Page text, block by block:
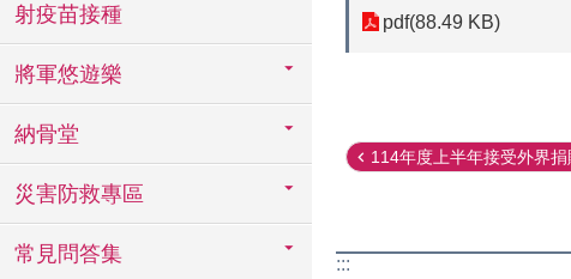
射疫苗接種
將軍悠遊樂
納骨堂
災害防救專區
常見問答集
pdf(88.49 KB)
114年度上半年接受外界捐
:::